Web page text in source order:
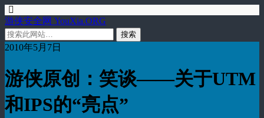
游侠安全网 YouXia.ORG
2010年5月7日
游侠原创：笑谈——关于UTM
和IPS的“亮点”